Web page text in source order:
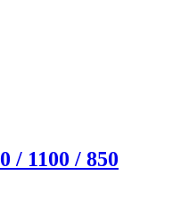
/ 1100 / 850